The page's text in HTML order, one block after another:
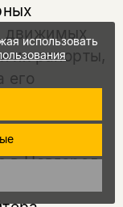
движимых
их рапорты,
его
в Новгород
использовать